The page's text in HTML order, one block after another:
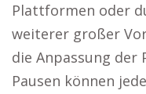
Plattformen oder
weiterer großer
die Anpassung der
Pausen können